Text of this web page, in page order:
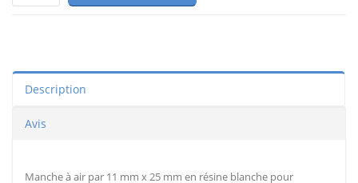
Description
Avis
Manche à air par 11 mm x 25 mm en résine blanche pour